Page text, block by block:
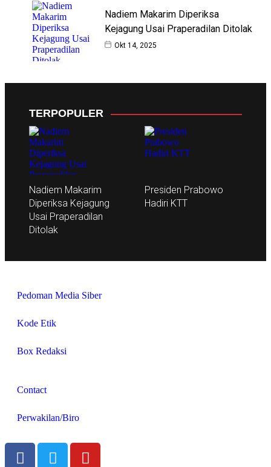
Nadiem Makarim Diperiksa
Kejagung Usai Praperadilan Ditolak
Okt 14, 2025
TERPOPULER
Nadiem Makarim
Diperiksa Kejagung
Usai Praperadilan
Ditolak
Presiden Prabowo
Hadiri KTT
Pedoman Media Siber
Kode Etik
Box Redaksi
Contact
Perwakilan/Biro